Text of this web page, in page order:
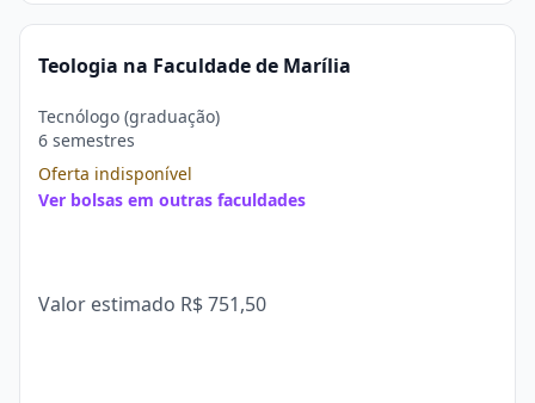
Teologia na Faculdade de Marília
Tecnólogo (graduação)
6 semestres
Oferta indisponível
Ver bolsas em outras faculdades
Valor estimado R$ 751,50